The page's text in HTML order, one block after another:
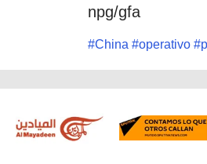
npg/gfa
#China #operativo #